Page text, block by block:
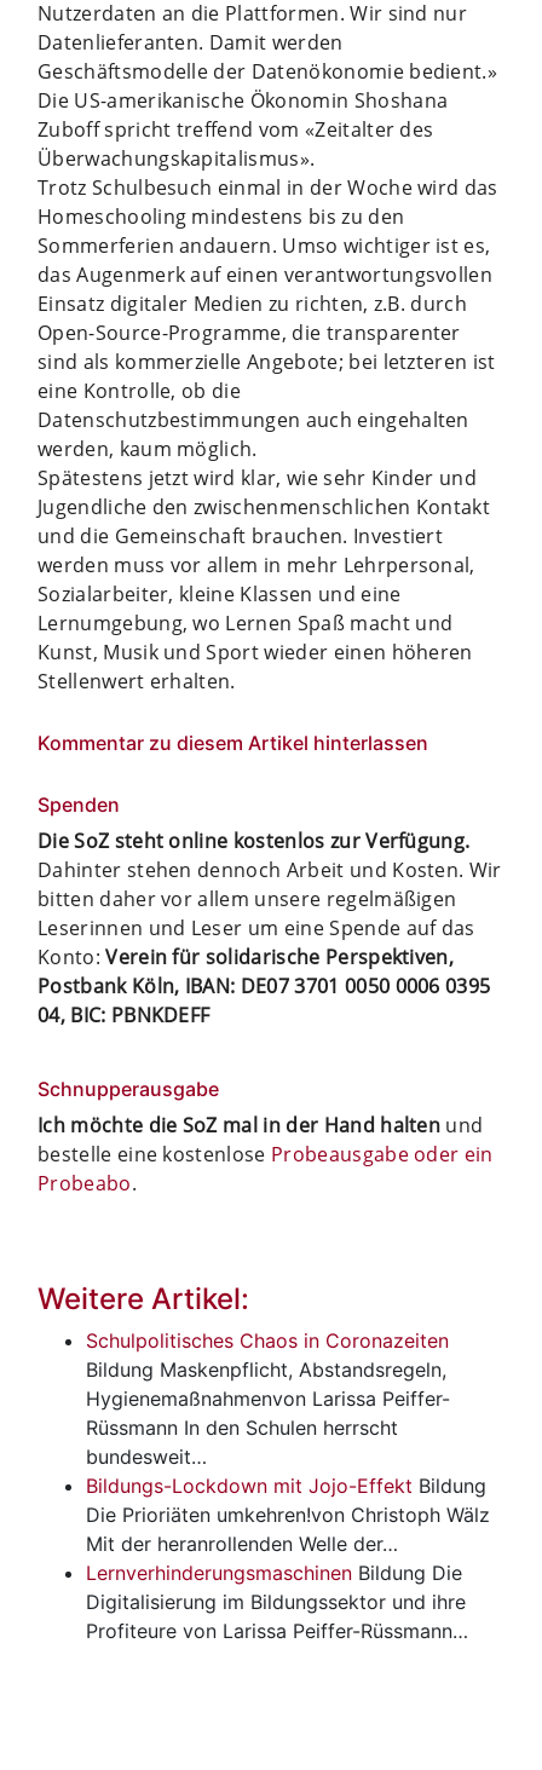
Nutzerdaten an die Plattformen. Wir sind nur
Datenlieferanten. Damit werden
Geschäftsmodelle der Datenökonomie bedient.»
Die US-amerikanische Ökonomin Shoshana
Zuboff spricht treffend vom «Zeitalter des
Überwachungskapitalismus».
Trotz Schulbesuch einmal in der Woche wird das
Homeschooling mindestens bis zu den
Sommerferien andauern. Umso wichtiger ist es,
das Augenmerk auf einen verantwortungsvollen
Einsatz digitaler Medien zu richten, z.B. durch
Open-Source-Programme, die transparenter
sind als kommerzielle Angebote; bei letzteren ist
eine Kontrolle, ob die
Datenschutzbestimmungen auch eingehalten
werden, kaum möglich.
Spätestens jetzt wird klar, wie sehr Kinder und
Jugendliche den zwischenmenschlichen Kontakt
und die Gemeinschaft brauchen. Investiert
werden muss vor allem in mehr Lehrpersonal,
Sozialarbeiter, kleine Klassen und eine
Lernumgebung, wo Lernen Spaß macht und
Kunst, Musik und Sport wieder einen höheren
Stellenwert erhalten.
Kommentar zu diesem Artikel hinterlassen
Spenden
Die SoZ steht online kostenlos zur Verfügung.
Dahinter stehen dennoch Arbeit und Kosten. Wir
bitten daher vor allem unsere regelmäßigen
Leserinnen und Leser um eine Spende auf das
Konto:Verein für solidarische Perspektiven,
Postbank Köln, IBAN: DE07 3701 0050 0006 0395
04, BIC: PBNKDEFF
Schnupperausgabe
Ich möchte die SoZ mal in der Hand halten und
bestelle eine kostenlose Probeausgabe oder ein
Probeabo.
Weitere Artikel:
Schulpolitisches Chaos in Coronazeiten
Bildung Maskenpflicht, Abstandsregeln,
Hygienemaßnahmenvon Larissa Peiffer-
Rüssmann In den Schulen herrscht
bundesweit…
Bildungs-Lockdown mit Jojo-Effekt Bildung
Die Prioriäten umkehren!von Christoph Wälz
Mit der heranrollenden Welle der…
Lernverhinderungsmaschinen Bildung Die
Digitalisierung im Bildungssektor und ihre
Profiteure von Larissa Peiffer-Rüssmann…